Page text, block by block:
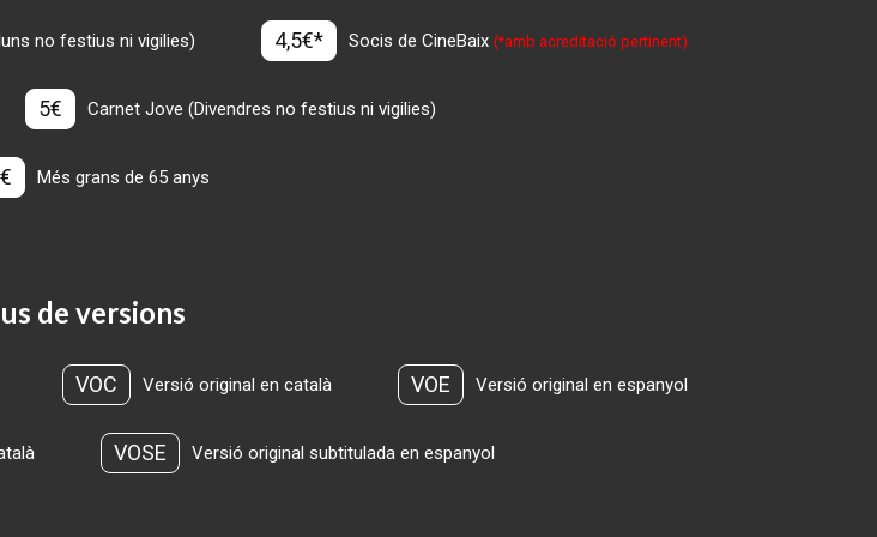
no festius ni vigilies) 4,5€* Socis de CineBaix(*amb acreditació pertinent)
5€ Carnet Jove (Divendres no festius ni vigilies)
Més grans de 65 anys
de versions
VOC Versió original en català VOE Versió original en espanyol
VOSE Versió original subtitulada en espanyol